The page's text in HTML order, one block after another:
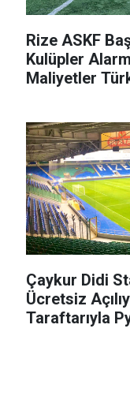
Rize ASKF
Kulüpler
Maliyetler
Çaykur Didi
Ücretsiz
Taraftarıyla